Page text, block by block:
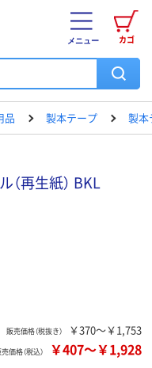
カゴ
メニュー
品 製本テープ 製本
再生紙） BKL
販売価格（税抜き） ￥370～￥1,753
価格（税込） ￥407～￥1,928